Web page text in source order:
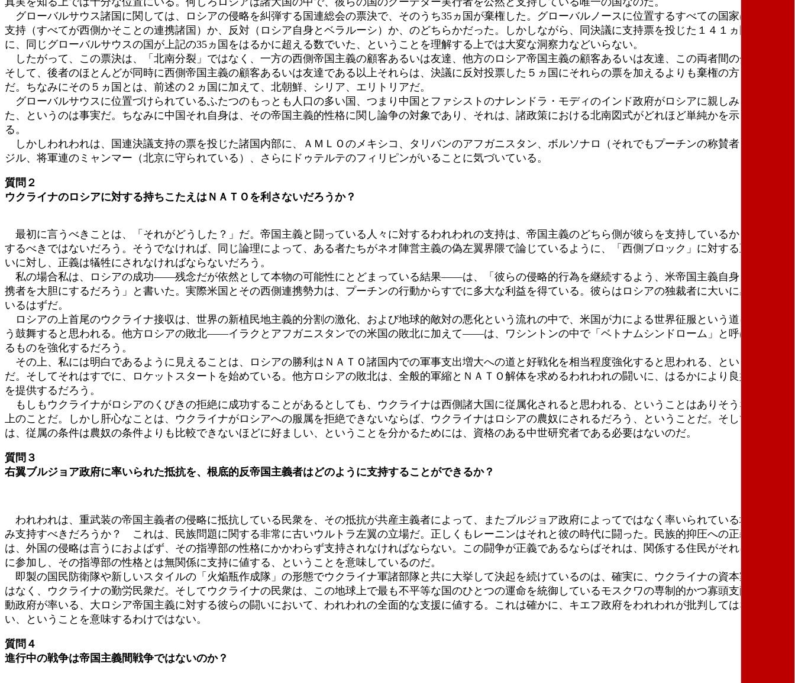
グローバルサウス諸国に関しては、ロシアの侵略を糾弾する国連総会の票決で、そのうち35ヵ国が棄権した。グローバルノースに位置するすべての国家は、決議
支持（すべてが西側かそことの連携諸国）か、反対（ロシア自身とベラルーシ）か、のどちらかだった。しかしながら、同決議に支持票を投じた１４１ヵ国の中
に、同じグローバルサウスの国が上記の35ヵ国をはるかに超える数でいた、ということを理解する上では大変な洞察力などいらない。
したがって、この票決は、「北南分裂」ではなく、一方の西側帝国主義の顧客あるいは友達、他方のロシア帝国主義の顧客あるいは友達、この両者間の分裂だ。
そして、後者のほとんどが同時に西側帝国主義の顧客あるいは友達である以上それらは、決議に反対投票した５ヵ国にそれらの票を加えるよりも棄権の方を好ん
だ。ちなみにその５ヵ国とは、前述の２ヵ国に加えて、北朝鮮、シリア、エリトリアだ。
グローバルサウスに位置づけられているふたつのもっとも人口の多い国、つまり中国とファシストのナレンドラ・モディのインド政府がロシアに親しみを見せ
た、というのは事実だ。ちなみに中国それ自身は、その帝国主義的性格に関し論争の対象であり、それは、諸政策における北南図式がどれほど単純かを示してい
る。
しかしわれわれは、国連決議支持の票を投じた諸国内部に、ＡＭＬＯのメキシコ、タリバンのアフガニスタン、ボルソナロ（それでもプーチンの称賛者）のブラ
ジル、将軍連のミャンマー（北京に守られている）、さらにドゥテルテのフィリピンがいることに気づいている。
質問２
ウクライナのロシアに対する持ちこたえはＮＡＴＯを利さないだろうか？
最初に言うべきことは、「それがどうした？」だ。帝国主義と闘っている人々に対するわれわれの支持は、帝国主義のどちら側が彼らを支持しているか、に依存
するべきではないだろう。そうでなければ、同じ論理によって、ある者たちがネオ陣営主義の偽左翼界隈で論じているように、「西側ブロック」に対する至高の闘
いに対し、正義は犠牲にされなければならないだろう。
私の場合私は、ロシアの成功――残念だが依然として本物の可能性にとどまっている結果――は、「彼らの侵略的行為を継続するよう、米帝国主義自身とその連
携者を大胆にするだろう」と書いた。実際米国とその西側連携勢力は、プーチンの行動からすでに多大な利益を得ている。彼らはロシアの独裁者に大いに感謝して
いるはずだ。
ロシアの上首尾のウクライナ接収は、世界の新植民地主義的分割の激化、および地球的敵対の悪化という流れの中で、米国が力による世界征服という道に戻るよ
う鼓舞すると思われる。他方ロシアの敗北――イラクとアフガニスタンでの米国の敗北に加えて――は、ワシントンの中で「ベトナムシンドローム」と呼ばれてい
るものを強化するだろう。
その上、私には明白であるように見えることは、ロシアの勝利はＮＡＴＯ諸国内での軍事支出増大への道と好戦化を相当程度強化すると思われる、ということ
だ。そしてそれはすでに、ロケットスタートを始めている。他方ロシアの敗北は、全般的軍縮とＮＡＴＯ解体を求めるわれわれの闘いに、はるかにより良好な条件
を提供するだろう。
もしもウクライナがロシアのくびきの拒絶に成功することがあるとしても、ウクライナは西側諸大国に従属化されると思われる、ということはありそうなこと以
上のことだ。しかし肝心なことは、ウクライナがロシアへの服属を拒絶できないならば、ウクライナはロシアの農奴にされるだろう、ということだ。そして読者
は、従属の条件は農奴の条件よりも比較できないほどに好ましい、ということを分かるためには、資格のある中世研究者である必要はないのだ。
質問３
右翼ブルジョア政府に率いられた抵抗を、根底的反帝国主義者はどのように支持することができるか？
われわれは、重武装の帝国主義者の侵略に抵抗している民衆を、その抵抗が共産主義者によって、またブルジョア政府によってではなく率いられている場合にの
み支持すべきだろうか？ これは、民族問題に関する非常に古いウルトラ左翼の立場だ。正しくもレーニンはそれと彼の時代に闘った。民族的抑圧への正義の闘い
は、外国の侵略は言うにおよばず、その指導部の性格にかかわらず支持されなければならない。この闘争が正義であるならばそれは、関係する住民がそれに精力的
に参加し、その指導部の性格とは無関係に支持に値する、ということを意味しているのだ。
即製の国民防衛隊や新しいスタイルの「火焔瓶作成隊」の形態でウクライナ軍諸部隊と共に大挙して決起を続けているのは、確実に、ウクライナの資本家たちで
はなく、ウクライナの勤労民衆だ。そしてウクライナの民衆は、この地球上で最も不平等な国のひとつの運命を統御しているモスクワの専制的かつ寡頭支配の超反
動政府が率いる、大ロシア帝国主義に対する彼らの闘いにおいて、われわれの全面的な支援に値する。これは確かに、キエフ政府をわれわれが批判してはならな
い、ということを意味するわけではない。
質問４
進行中の戦争は帝国主義間戦争ではないのか？